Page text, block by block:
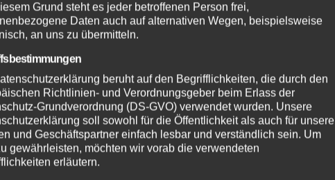
Grund steht es jeder betroffenen Person frei,
Daten auch auf alternativen Wegen, beispielsweise
an uns zu übermitteln.
beruht auf den Begrifflichkeiten, die durch den
Richtlinien- und Verordnungsgeber beim Erlass der
Grundverordnung (DS-GVO) verwendet wurden. Unsere
soll sowohl für die Öffentlichkeit als auch für unsere
und Geschäftspartner einfach lesbar und verständlich sein. Um
gewährleisten, möchten wir vorab die verwendeten
erläutern.